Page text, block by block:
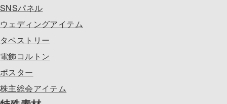
SNSパネル
ウェディングアイテム
タペストリー
電飾コルトン
ポスター
株主総会アイテム